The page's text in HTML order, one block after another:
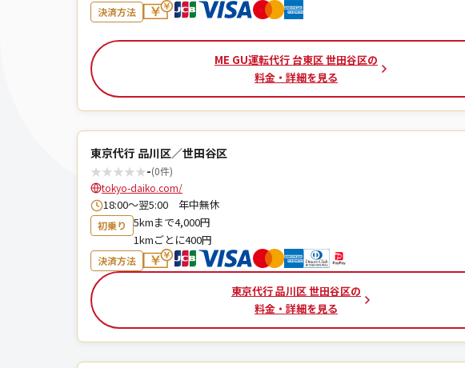
決済方法
ME GU運転代行 台東区 世田谷区の
料金・詳細を見る
東京代行 品川区／世田谷区
★★★★★-(0件)
tokyo-daiko.com/
18:00～翌5:00 年中無休
初乗り
5kmまで4,000円
1kmごとに400円
決済方法
東京代行 品川区 世田谷区の
料金・詳細を見る